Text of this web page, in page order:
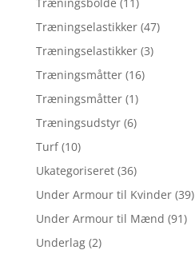
Træningselastikker (47)
Træningselastikker (3)
Træningsmåtter (16)
Træningsmåtter (1)
Træningsudstyr (6)
Turf (10)
Ukategoriseret (36)
Under Armour til Kvinder (39)
Under Armour til Mænd (91)
Underlag (2)